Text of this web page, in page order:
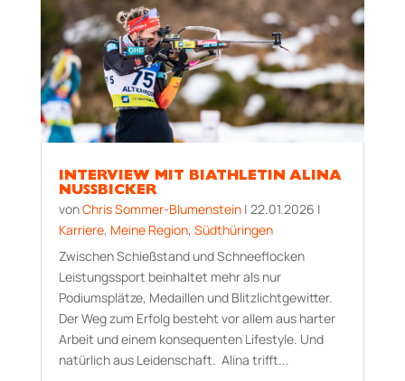
INTERVIEW MIT BIATHLETIN ALINA
NUSSBICKER
vonChris Sommer-Blumenstein| 22.01.2026 |
Karriere, Meine Region, Südthüringen
Zwischen Schießstand und Schneeflocken
Leistungssport beinhaltet mehr als nur
Podiumsplätze, Medaillen und Blitzlichtgewitter.
Der Weg zum Erfolg besteht vor allem aus harter
Arbeit und einem konsequenten Lifestyle. Und
natürlich aus Leidenschaft. Alina trifft...